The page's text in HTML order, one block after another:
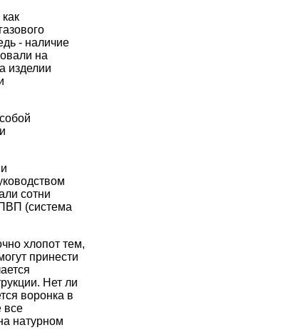
- наличие
на
изделии
сотни
(система
хлопот тем,
принести
Нет ли
воронка в
все
натурном